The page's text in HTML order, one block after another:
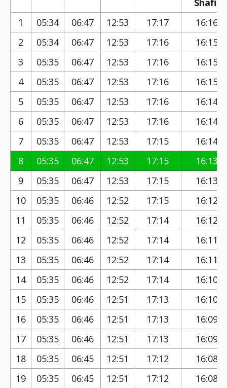
Shafi)
1
05:34 06:47 12:53 17:17
16:16
2
05:34 06:47 12:53 17:16
16:15
3
05:35 06:47 12:53 17:16
16:15
4
05:35 06:47 12:53 17:16
16:15
5
05:35 06:47 12:53 17:16
16:14
6
05:35 06:47 12:53 17:16
16:14
7
05:35 06:47 12:53 17:15
16:14
8
05:35 06:47 12:53 17:15
16:13
9
05:35 06:47 12:53 17:15
16:13
10
05:35 06:46 12:52 17:15
16:12
11
05:35 06:46 12:52 17:14
16:12
12
05:35 06:46 12:52 17:14
16:11
13
05:35 06:46 12:52 17:14
16:11
14
05:35 06:46 12:52 17:14
16:10
15
05:35 06:46 12:51 17:13
16:10
16
05:35 06:46 12:51 17:13
16:09
17
05:35 06:46 12:51 17:13
16:09
18
05:35 06:45 12:51 17:12
16:08
19
05:35 06:45 12:51 17:12
16:08